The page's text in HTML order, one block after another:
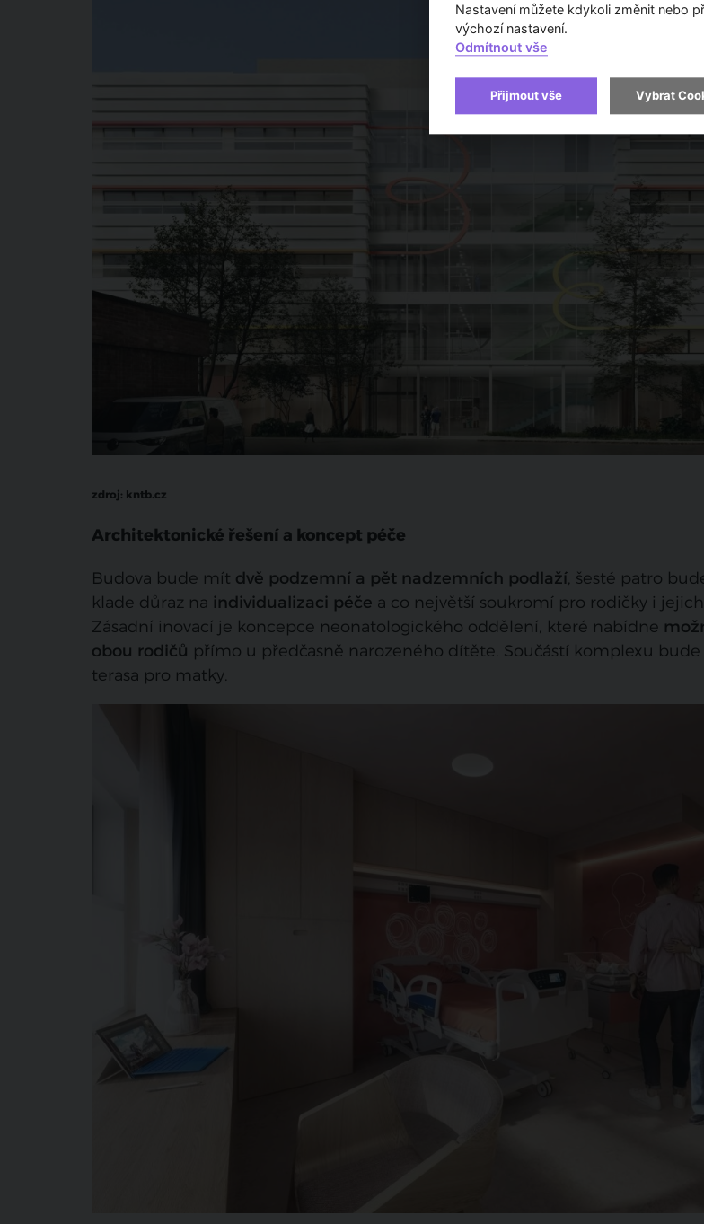
zdroj: kntb.cz
Architektonické řešení a koncept péče
Budova bude mít dvě podzemní a pět nadzemních podlaží, šesté patro
klade důraz na individualizaci péče a co největší soukromí pro rodičky i
Zásadní inovací je koncepce neonatologického oddělení, které nabídne
obou rodičů přímo u předčasně narozeného dítěte. Součástí komplexu
terasa pro matky.
Nastavení můžete kdykoli změnit nebo
výchozí nastavení.
Odmítnout vše
Přijmout vše Vybrat